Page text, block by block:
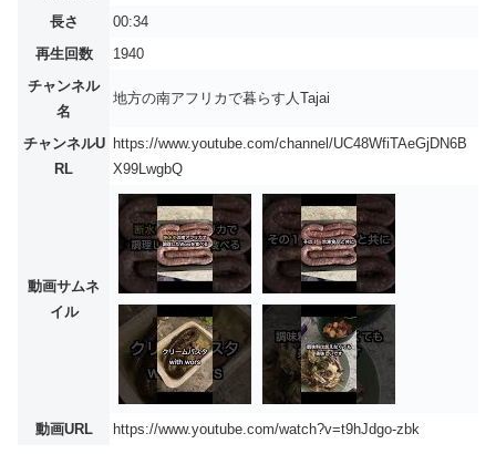
長さ
00:34
再生回数
1940
チャンネル
名
地方の南アフリカで暮らす人Tajai
チャンネルU
RL
https://www.youtube.com/channel/UC48WfiTAeGjDN6B
X99LwgbQ
動画サムネ
イル
動画URL https://www.youtube.com/watch?v=t9hJdgo-zbk